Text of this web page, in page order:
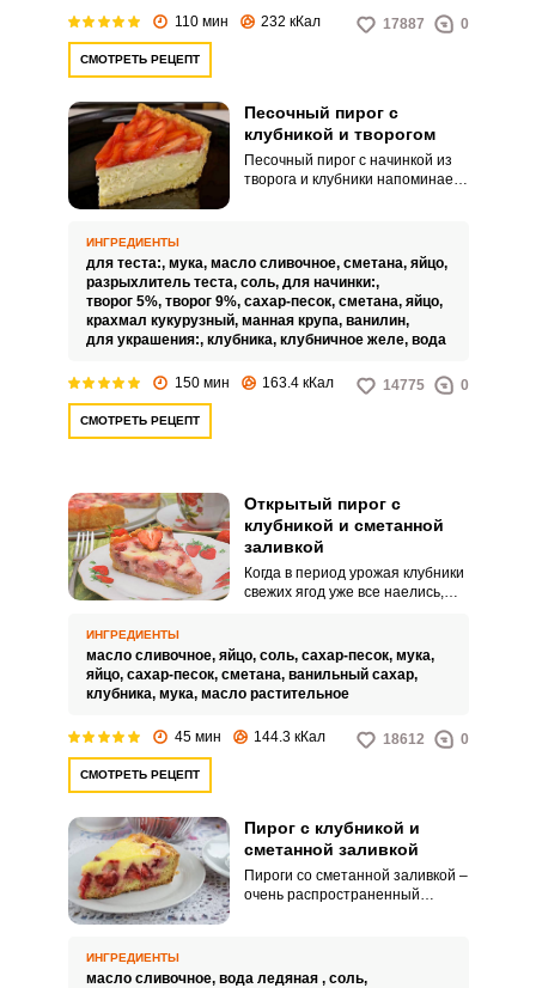
замешивается на растопленном
110 мин 232 кКал 17887 0
СМОТРЕТЬ РЕЦЕПТ
Песочный пирог с
клубникой и творогом
Песочный пирог с начинкой из
творога и клубники напоминает
настолько красивым, что вы
можете, смело приготовить его
на праздничный стол.
ИНГРЕДИЕНТЫ
для теста:, мука, масло сливочное, сметана, яйцо,
разрыхлитель теста, соль, для начинки:,
творог 5%, творог 9%, сахар-песок, сметана, яйцо,
крахмал кукурузный, манная крупа, ванилин,
для украшения:, клубника, клубничное желе, вода
150 мин 163.4 кКал 14775 0
СМОТРЕТЬ РЕЦЕПТ
Открытый пирог с
клубникой и сметанной
заливкой
Когда в период урожая клубники
свежих ягод уже все наелись,
клубникой очень нежные: по
виду и вкусу они могут успешно
конкурировать с деликатными
ИНГРЕДИЕНТЫ
масло сливочное, яйцо, соль, сахар-песок, мука,
яйцо, сахар-песок, сметана, ванильный сахар,
клубника, мука, масло растительное
45 мин 144.3 кКал 18612 0
СМОТРЕТЬ РЕЦЕПТ
Пирог с клубникой и
сметанной заливкой
Пироги со сметанной заливкой –
очень распространенный
ИНГРЕДИЕНТЫ
масло сливочное, вода ледяная , соль,